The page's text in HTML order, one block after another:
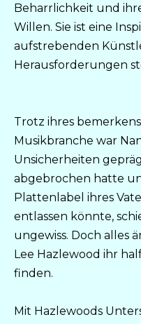
Beharrlichkeit und
Willen. Sie ist eine
aufstrebenden
Herausforderungen
Trotz ihres
Musikbranche war
Unsicherheiten
abgebrochen hatte
Plattenlabel ihres
entlassen könnte,
ungewiss. Doch alles
Lee Hazlewood ihr
finden.
Mit Hazlewoods